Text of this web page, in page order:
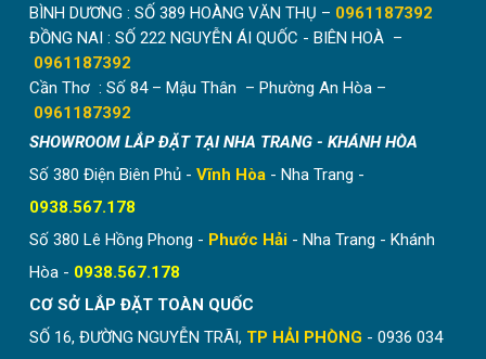
Với mong muốn đưa đến sự hài lòng cũng như chất
chính xác về sản phẩm: như quy cách, chất liệu, thông
số kỹ thuật, xuất sứ sản phẩm
BÌNH DƯƠNG : SỐ 389 HOÀNG VĂN THỤ – 0961187392
ĐỒNG NAI : SỐ 222 NGUYỄN ÁI QUỐC - BIÊN HOÀ –
0961187392
Cần Thơ : Số 84 – Mậu Thân – Phường An Hòa –
0961187392
SHOWROOM LẮP ĐẶT TẠI NHA TRANG - KHÁNH HÒA
Số 380 Điện Biên Phủ - Vĩnh Hòa - Nha Trang -
0938.567.178
Số 380 Lê Hồng Phong - Phước Hải - Nha Trang - Khánh
Hòa - 0938.567.178
CƠ SỞ LẮP ĐẶT TOÀN QUỐC
SỐ 16, ĐƯỜNG NGUYỄN TRÃI, TP HẢI PHÒNG - 0936 034